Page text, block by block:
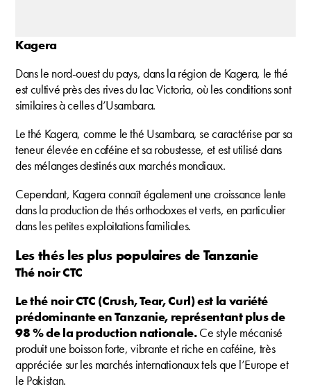
Kagera
Dans le nord-ouest du pays, dans la région de Kagera, le thé
est cultivé près des rives du lac Victoria, où les conditions sont
similaires à celles d’Usambara.
Le thé Kagera, comme le thé Usambara, se caractérise par sa
teneur élevée en caféine et sa robustesse, et est utilisé dans
des mélanges destinés aux marchés mondiaux.
Cependant, Kagera connaît également une croissance lente
dans la production de thés orthodoxes et verts, en particulier
dans les petites exploitations familiales.
Les thés les plus populaires de Tanzanie
Thé noir CTC
Le thé noir CTC (Crush, Tear, Curl) est la variété
prédominante en Tanzanie, représentant plus de
98 % de la production nationale.Ce style mécanisé
produit une boisson forte, vibrante et riche en caféine, très
appréciée sur les marchés internationaux tels que l’Europe et
le Pakistan.